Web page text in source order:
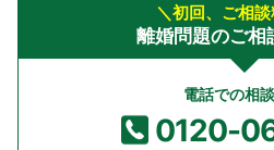
＼初回、ご相
離婚問題のご相
電話での相
0120-